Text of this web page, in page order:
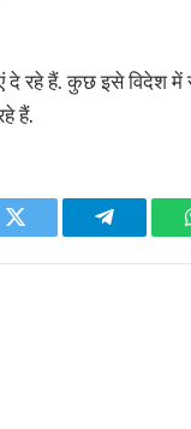
दे रहे हैं. कुछ इसे विदेश में
हैं.
Twitter Telegram